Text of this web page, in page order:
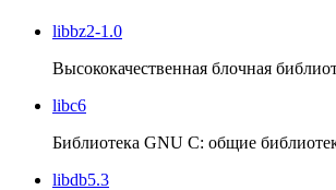
libbz2-1.0
Высококачественная блочная
libc6
Библиотека GNU C: общие
libdb5.3